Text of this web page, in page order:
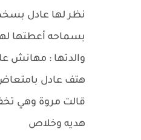
نظر لها عادل
بسماحه أعطتها
والدتها : مهانش
هتف عادل
قالت مروة وهي
هديه وخلاص